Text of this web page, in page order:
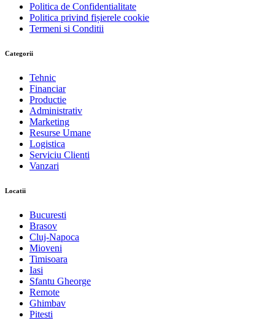
Politica de Confidentialitate
Politica privind fișierele cookie
Termeni si Conditii
Categorii
Tehnic
Financiar
Productie
Administrativ
Marketing
Resurse Umane
Logistica
Serviciu Clienti
Vanzari
Locatii
Bucuresti
Brasov
Cluj-Napoca
Mioveni
Timisoara
Iasi
Sfantu Gheorge
Remote
Ghimbav
Pitesti